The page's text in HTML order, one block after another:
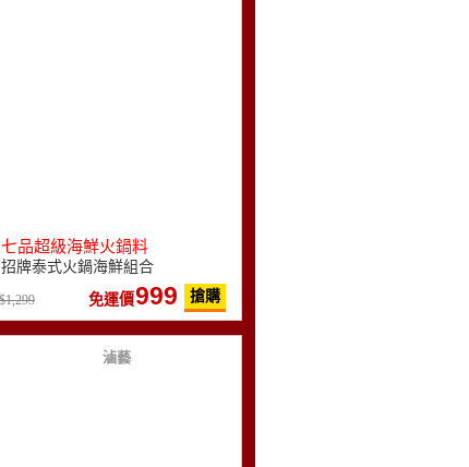
七品超級海鮮火鍋料
招牌泰式火鍋海鮮組合
1,299 免運價999 搶購
滷藝